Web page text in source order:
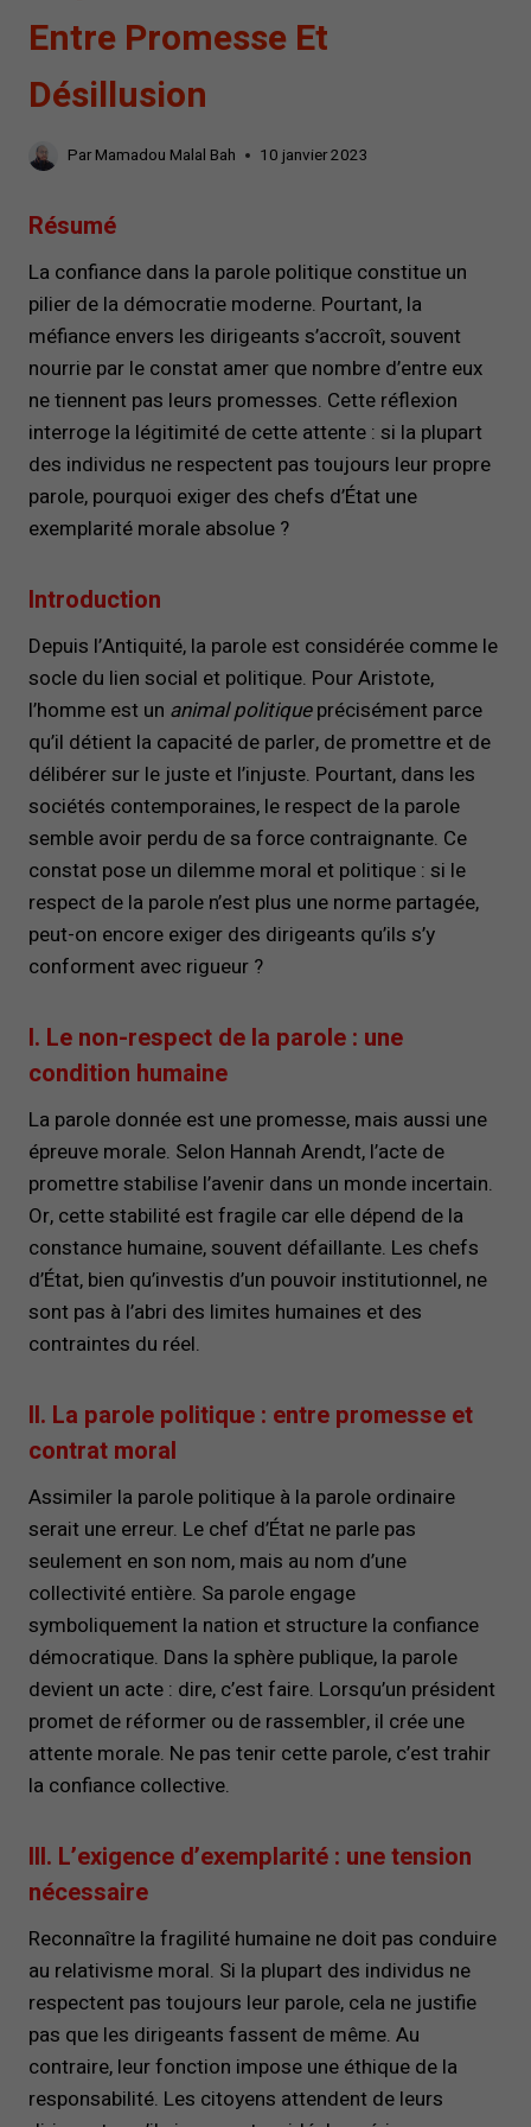
Entre Promesse Et
Désillusion
Par Mamadou Malal Bah 10 janvier 2023
Résumé
La confiance dans la parole politique constitue un
pilier de la démocratie moderne. Pourtant, la
méfiance envers les dirigeants s’accroît, souvent
nourrie par le constat amer que nombre d’entre eux
ne tiennent pas leurs promesses. Cette réflexion
interroge la légitimité de cette attente : si la plupart
des individus ne respectent pas toujours leur propre
parole, pourquoi exiger des chefs d’État une
exemplarité morale absolue ?
Introduction
Depuis l’Antiquité, la parole est considérée comme le
socle du lien social et politique. Pour Aristote,
l’homme est un animal politiqueprécisément parce
qu’il détient la capacité de parler, de promettre et de
délibérer sur le juste et l’injuste. Pourtant, dans les
sociétés contemporaines, le respect de la parole
semble avoir perdu de sa force contraignante. Ce
constat pose un dilemme moral et politique : si le
respect de la parole n’est plus une norme partagée,
peut-on encore exiger des dirigeants qu’ils s’y
conforment avec rigueur ?
I. Le non-respect de la parole : une
condition humaine
La parole donnée est une promesse, mais aussi une
épreuve morale. Selon Hannah Arendt, l’acte de
promettre stabilise l’avenir dans un monde incertain.
Or, cette stabilité est fragile car elle dépend de la
constance humaine, souvent défaillante. Les chefs
d’État, bien qu’investis d’un pouvoir institutionnel, ne
sont pas à l’abri des limites humaines et des
contraintes du réel.
II. La parole politique : entre promesse et
contrat moral
Assimiler la parole politique à la parole ordinaire
serait une erreur. Le chef d’État ne parle pas
seulement en son nom, mais au nom d’une
collectivité entière. Sa parole engage
symboliquement la nation et structure la confiance
démocratique. Dans la sphère publique, la parole
devient un acte : dire, c’est faire. Lorsqu’un président
promet de réformer ou de rassembler, il crée une
attente morale. Ne pas tenir cette parole, c’est trahir
la confiance collective.
III. L’exigence d’exemplarité : une tension
nécessaire
Reconnaître la fragilité humaine ne doit pas conduire
au relativisme moral. Si la plupart des individus ne
respectent pas toujours leur parole, cela ne justifie
pas que les dirigeants fassent de même. Au
contraire, leur fonction impose une éthique de la
responsabilité. Les citoyens attendent de leurs